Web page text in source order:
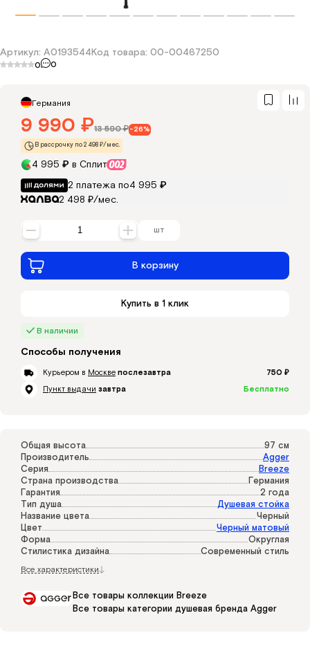
Плитка
О компании
Доставка
Сантехника в кредит
Москва
Артикул: A0193544Код товара: 00-00467250
0 0
Общая высота
97 см
Производитель
Agger
Серия
Breeze
Страна производства
Германия
Гарантия
2 года
Тип душа
Душевая стойка
Название цвета
Черный
Цвет
Черный матовый
Форма
Округлая
Стилистика дизайна
Современный стиль
Все характеристики
Все товары коллекции Breeze
Все товары категории душевая бренда Agger
Германия
13 590₽
9 990 ₽ -26%
В рассрочку по 2 498 ₽/мес.
4 995 ₽ в Сплит
2 платежа по4 995 ₽
2 498 ₽/мес.
шт
В корзину
Купить в 1 клик
В наличии
Способы получения
Курьером в Москве послезавтра
750 ₽
Пункт выдачи завтра Бесплатно